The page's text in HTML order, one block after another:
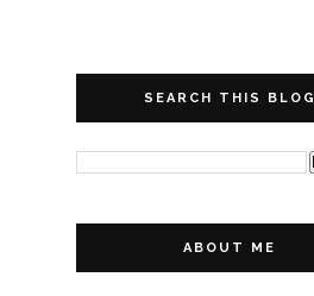
SEARCH THIS BLOG
ABOUT ME